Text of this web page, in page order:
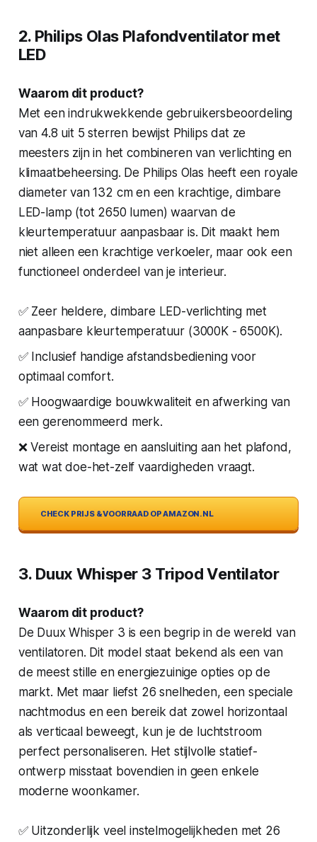
2. Philips Olas Plafondventilator met
LED
Waarom dit product?
Met een indrukwekkende gebruikersbeoordeling
van 4.8 uit 5 sterren bewijst Philips dat ze
meesters zijn in het combineren van verlichting en
klimaatbeheersing. De Philips Olas heeft een royale
diameter van 132 cm en een krachtige, dimbare
LED-lamp (tot 2650 lumen) waarvan de
kleurtemperatuur aanpasbaar is. Dit maakt hem
niet alleen een krachtige verkoeler, maar ook een
functioneel onderdeel van je interieur.
✅ Zeer heldere, dimbare LED-verlichting met
aanpasbare kleurtemperatuur (3000K - 6500K).
✅ Inclusief handige afstandsbediening voor
optimaal comfort.
✅ Hoogwaardige bouwkwaliteit en afwerking van
een gerenommeerd merk.
❌ Vereist montage en aansluiting aan het plafond,
wat wat doe-het-zelf vaardigheden vraagt.
CHECK PRIJS & VOORRAAD OP AMAZON.NL
3. Duux Whisper 3 Tripod Ventilator
Waarom dit product?
De Duux Whisper 3 is een begrip in de wereld van
ventilatoren. Dit model staat bekend als een van
de meest stille en energiezuinige opties op de
markt. Met maar liefst 26 snelheden, een speciale
nachtmodus en een bereik dat zowel horizontaal
als verticaal beweegt, kun je de luchtstroom
perfect personaliseren. Het stijlvolle statief-
ontwerp misstaat bovendien in geen enkele
moderne woonkamer.
✅ Uitzonderlijk veel instelmogelijkheden met 26